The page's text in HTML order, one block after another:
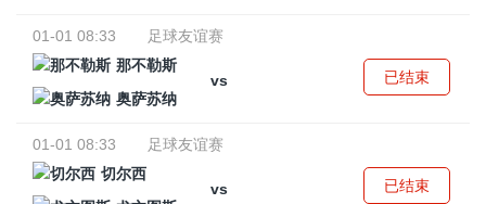
01-01 08:33
足球友谊赛
那不勒斯
vs
奥萨苏纳
已结束
01-01 08:33
足球友谊赛
切尔西
vs
已结束